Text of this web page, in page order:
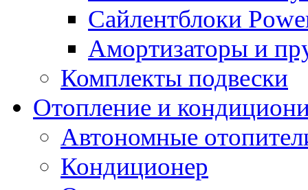
Сайлентблоки
Амортизаторы и
Комплекты подвески
Отопление и
Автономные
Кондиционер